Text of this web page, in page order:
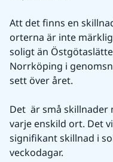
Att det finns en
orterna är inte
soligt än
Norrköping i
sett över året.
Det  är små
varje enskild ort. Det
signifikant skillnad i
veckodagar.